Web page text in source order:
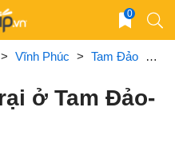
0
> Vĩnh Phúc > Tam Đảo
ở Tam Đảo-